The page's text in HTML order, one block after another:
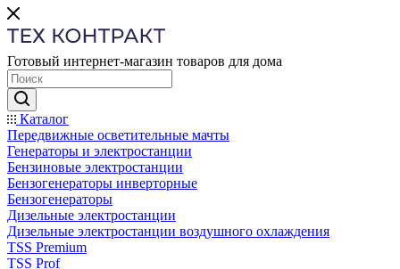
Готовый интернет-магазин товаров для дома
Каталог
Передвижные осветительные мачты
Генераторы и электростанции
Бензиновые электростанции
Бензогенераторы инверторные
Бензогенераторы
Дизельные электростанции
Дизельные электростанции воздушного охлаждения
TSS Premium
TSS Prof